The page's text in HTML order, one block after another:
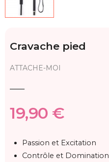
Cravache pied
ATTACHE-MOI
19,90 €
Passion et Excitation
Contrôle et Domination